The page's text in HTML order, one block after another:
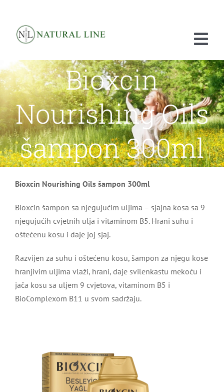
content
POČETNA
O NAMA
PROIZVODI
ISTRAŽIVANJA
KONTAKT
Bioxcin
Nourishing Oils
šampon 300ml
Bioxcin Nourishing Oils šampon 300ml
Bioxcin šampon sa njegujućim uljima – sjajna kosa sa 9
njegujućih cvjetnih ulja i vitaminom B5. Hrani suhu i
oštećenu kosu i daje joj sjaj.
Razvijen za suhu i oštećenu kosu, šampon za njegu kose
hranjivim uljima vlaži, hrani, daje svilenkastu mekoću i
jača kosu sa uljem 9 cvjetova, vitaminom B5 i
BioComplexom B11 u svom sadržaju.